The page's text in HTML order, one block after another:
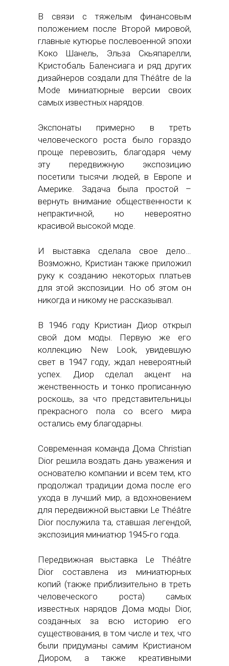
В связи с тяжелым финансовым
положением после Второй мировой,
главные кутюрье послевоенной эпохи
Коко Шанель, Эльза Скьяпарелли,
Кристобаль Баленсиага и ряд других
дизайнеров создали для Théâtre de la
Mode миниатюрные версии своих
самых известных нарядов.
Экспонаты примерно в треть
человеческого роста было гораздо
проще перевозить, благодаря чему
эту передвижную экспозицию
посетили тысячи людей, в Европе и
Америке. Задача была простой –
вернуть внимание общественности к
непрактичной, но невероятно
красивой высокой моде.
И выставка сделала свое дело…
Возможно, Кристиан также приложил
руку к созданию некоторых платьев
для этой экспозиции. Но об этом он
никогда и никому не рассказывал.
В 1946 году Кристиан Диор открыл
свой дом моды. Первую же его
коллекцию New Look, увидевшую
свет в 1947 году, ждал невероятный
успех. Диор сделал акцент на
женственность и тонко прописанную
роскошь, за что представительницы
прекрасного пола со всего мира
остались ему благодарны.
Современная команда Дома Christian
Dior решила воздать дань уважения и
основателю компании и всем тем, кто
продолжал традиции дома после его
ухода в лучший мир, а вдохновением
для передвижной выставки Le Théâtre
Dior послужила та, ставшая легендой,
экспозиция миниатюр 1945‑го года.
Передвижная выставка Le Théâtre
Dior составлена из миниатюрных
копий (также приблизительно в треть
человеческого роста) самых
известных нарядов Дома моды Dior,
созданных за всю историю его
существования, в том числе и тех, что
были придуманы самим Кристианом
Диором, а также креативными